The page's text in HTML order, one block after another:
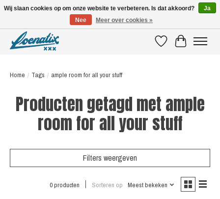
VerlanglijstWinkelwagen
Home / Tags / ample room for all your stuff
Producten getagd met ample
room for all your stuff
Filters weergeven
0 producten Sorteren op Meest bekeken
Wij slaan cookies op om onze website te verbeteren. Is dat akkoord?
Ja
Nee
Meer over cookies »